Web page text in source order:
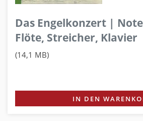
Das Engelkonzert |
Flöte, Streicher, Klavier
(14,1 MB)
IN DEN